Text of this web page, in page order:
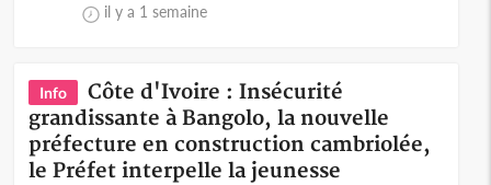
il y a 1 semaine
Info
Côte d'Ivoire : Insécurité
grandissante à Bangolo, la nouvelle
préfecture en construction cambriolée,
le Préfet interpelle la jeunesse